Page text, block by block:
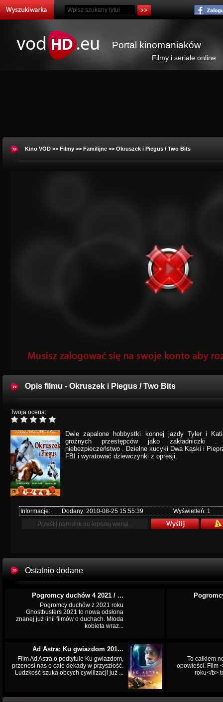
Portal kinomaniaków
Filmy i seriale online
Kino VOD >> Filmy >> Familijne >> Okruszek i Piegus / Two Bits
Opis filmu - Okruszek i Piegus / Two Bits
Twoja ocena:
Dwie zapalone hobbystki konnej jazdy Tyler i
groźnych przestępców jako zakładniczki
niebezpieczeństwo . Dzielne kucyki Dwa Kąski i
FBI i wyratować dziewczynki z opresji.
Informacje: Dodany: 2010-08-25 15:55:39 Wyświetleń: 1
Ostatnio dodane
Pogromcy duchów 4 2021 / ...
Pogromcy duchów z 2021 roku
Ghostbusters 2021 to nowa odsłona
znanej już linii filmów o duchach. Młoda
kobieta wraz...
Ad Astra: Ku gwiazdom 201...
Film Ad Astra o podtytule Ku gwiazdom,
przenosi nas o całe dekady w przyszłość.
Ludzkość szuka obcych cywilizacji już ...
To całkiem
opowieści. Film
roku</b>